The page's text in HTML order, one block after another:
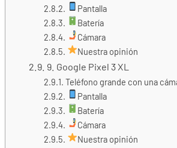
Pantalla
Batería
Cámara
Nuestra opinión
9. Google Pixel 3 XL
Teléfono grande con una
Pantalla
Batería
Cámara
Nuestra opinión